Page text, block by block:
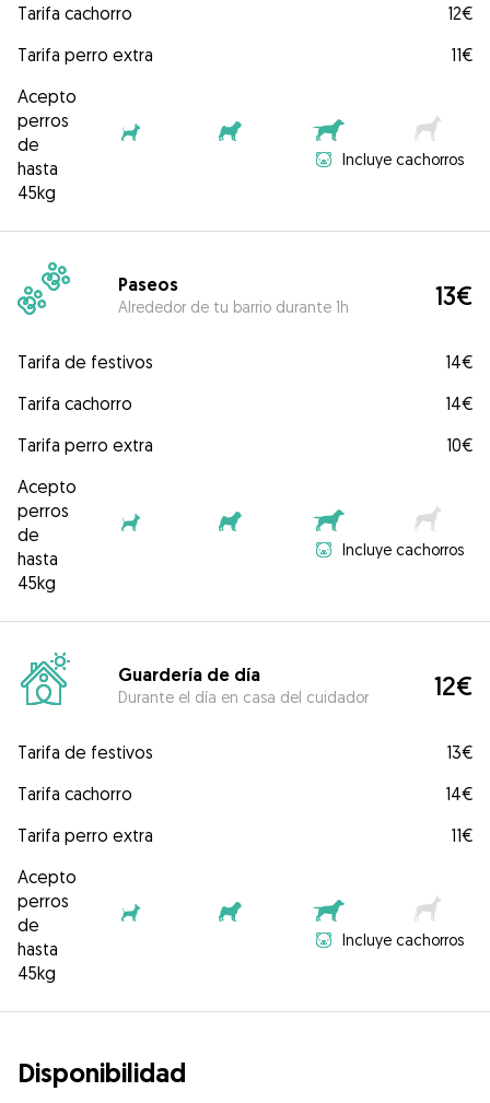
Tarifa cachorro
12€
Tarifa perro extra
11€
Acepto
perros
de
hasta
45kg
Incluye cachorros
Paseos
Alrededor de tu barrio durante 1h 13€
Tarifa de festivos
14€
Tarifa cachorro
14€
Tarifa perro extra
10€
Acepto
perros
de
hasta
45kg
Incluye cachorros
Guardería de día
Durante el día en casa del cuidador 12€
Tarifa de festivos
13€
Tarifa cachorro
14€
Tarifa perro extra
11€
Acepto
perros
de
hasta
45kg
Incluye cachorros
Disponibilidad